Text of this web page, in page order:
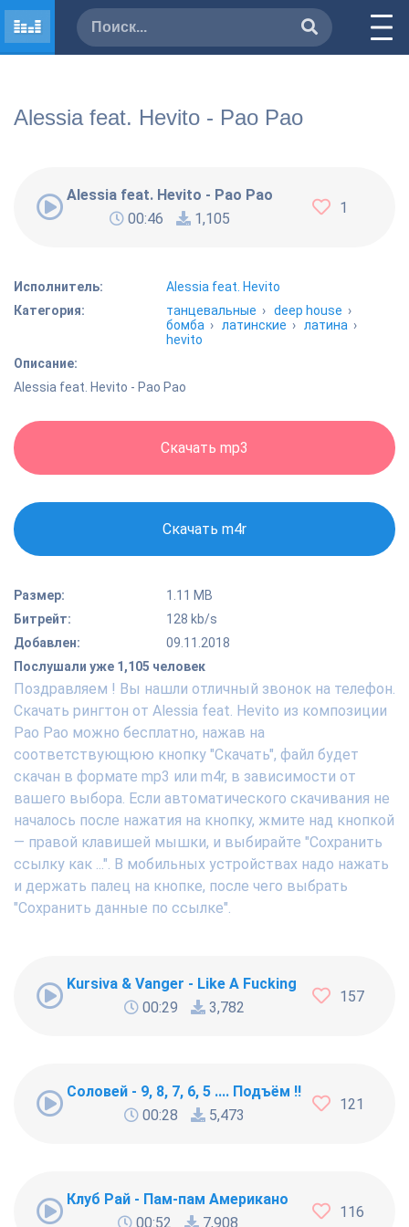
Alessia feat. Hevito - Pao Pao
Alessia feat. Hevito - Pao Pao
00:46
1,105
1
Исполнитель:
Alessia feat. Hevito
Категория:
танцевальные ›deep house ›
бомба ›латинские ›латина ›
hevito
Описание:
Alessia feat. Hevito - Pao Pao
Скачать mp3
Скачать m4r
Размер:
1.11 MB
Битрейт:
128 kb/s
Добавлен:
09.11.2018
Послушали уже 1,105 человек
Поздравляем ! Вы нашли отличный звонок на телефон.
Скачать рингтон от Alessia feat. Hevito из композиции
Pao Pao можно бесплатно, нажав на
соответствующюю кнопку "Скачать", файл будет
скачан в формате mp3 или m4r, в зависимости от
вашего выбора. Если автоматического скачивания не
началось после нажатия на кнопку, жмите над кнопкой
— правой клавишей мышки, и выбирайте "Сохранить
ссылку как ...". В мобильных устройствах надо нажать
и держать палец на кнопке, после чего выбрать
"Сохранить данные по ссылке".
Kursiva & Vanger - Like A Fucking Newbie
00:29
3,782
157
Соловей - 9, 8, 7, 6, 5 .... Подъём !!!
00:28
5,473
121
Клуб Рай - Пам-пам Американо
00:52
7,908
116